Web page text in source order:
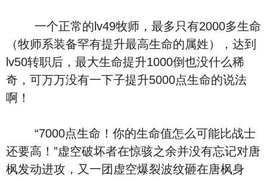
一个正常的lv49牧师，最多只有2000多生命
（牧师系装备罕有提升最高生命的属姓），达到
lv50转职后，最大生命提升1000倒也没什么稀
奇，可万万没有一下子提升5000点生命的说法
啊！
“7000点生命！你的生命值怎么可能比战士
还要高！”虚空破坏者在惊骇之余并没有忘记对唐
枫发动进攻，又一团虚空爆裂波纹砸在唐枫身